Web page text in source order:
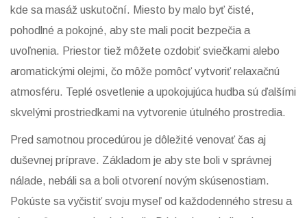
kde sa masáž uskutoční. Miesto by malo byť čisté,
pohodlné a pokojné, aby ste mali pocit bezpečia a
uvoľnenia. Priestor tiež môžete ozdobiť sviečkami alebo
aromatickými olejmi, čo môže pomôcť vytvoriť relaxačnú
atmosféru. Teplé osvetlenie a upokojujúca hudba sú ďalšími
skvelými prostriedkami na vytvorenie útulného prostredia.
Pred samotnou procedúrou je dôležité venovať čas aj
duševnej príprave. Základom je aby ste boli v správnej
nálade, nebáli sa a boli otvorení novým skúsenostiam.
Pokúste sa vyčistiť svoju myseľ od každodenného stresu a